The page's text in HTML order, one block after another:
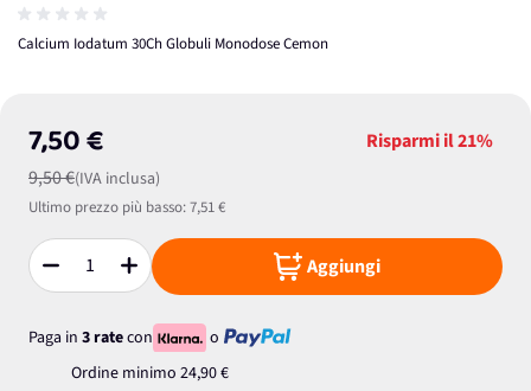
Calcium Iodatum 30Ch Globuli Monodose Cemon
7,50 €
9,50 €(IVA inclusa)
Risparmi il21%
Ultimo prezzo più basso:7,51 €
Quantità Aggiungi
Paga in 3 ratecon
o
Ordine minimo 24,90 €